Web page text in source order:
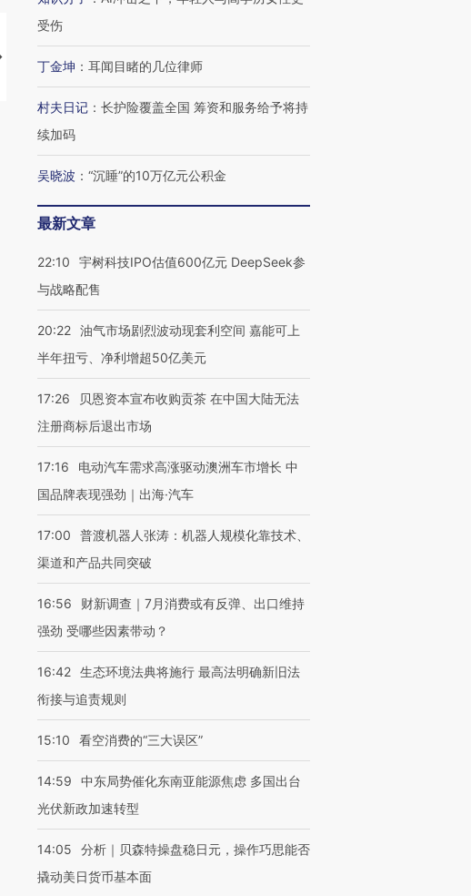
视线｜全球最热百城独占
97个 印度如何熬过48°C
38岁梅西上演帽子戏法
阿根廷3-0阿尔及利亚
兹奖得主的“非天才”拼图
受伤
丁金坤 ： 耳闻目睹的几位律师
村夫日记 ： 长护险覆盖全国 筹资和服务给予将持
续加码
吴晓波 ： “沉睡”的10万亿元公积金
最新文章
22:10
宇树科技IPO估值600亿元 DeepSeek参
与战略配售
20:22 油气市场剧烈波动现套利空间 嘉能可上
半年扭亏、净利增超50亿美元
17:26
贝恩资本宣布收购贡茶 在中国大陆无法
注册商标后退出市场
17:16
电动汽车需求高涨驱动澳洲车市增长 中
国品牌表现强劲｜出海·汽车
17:00
普渡机器人张涛：机器人规模化靠技术、
渠道和产品共同突破
16:56
财新调查｜7月消费或有反弹、出口维持
强劲 受哪些因素带动？
16:42 生态环境法典将施行 最高法明确新旧法
衔接与追责规则
15:10 看空消费的“三大误区”
14:59
中东局势催化东南亚能源焦虑 多国出台
光伏新政加速转型
14:05
分析｜贝森特操盘稳日元，操作巧思能否
撬动美日货币基本面